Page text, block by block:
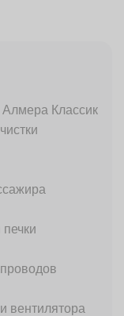
Алмера Классик
вентилятора